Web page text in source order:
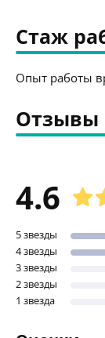
Стаж
Опыт работы
Отзывы
4.6
5 звезды
4 звезды
3 звезды
2 звезды
1 звезда